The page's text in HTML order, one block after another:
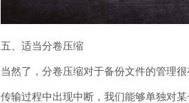
五、适当分卷压缩
当然了，分卷压缩对于备份文件的管理
传输过程中出现中断，我们能够单独对